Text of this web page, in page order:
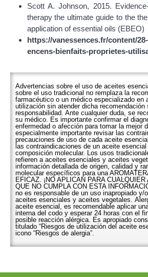
Scott A. Johnson, 2015.
therapy the ultimate guide to the
application of essential oils (EBEO)
https://vanessences.fr/content/
encens-bienfaits-proprietes-
Advertencias sobre el uso de aceites
sobre el uso tradicional no remplaza la
farmacéutico o un médico especializado en
utilización sin atender dicha recomendación
responsabilidad. Ante cualquier duda, se
su médico. Es importante confirmar el
enfermedad o afección para tomar la mejor
especialmente importante revisar las
precauciones de uso de cada aceite
las contraindicaciones de un aceite
composición molecular. Los usos
refieren a aceites esenciales y aceites
información detallada de origen, calidad y
molecular específicos para una
EFICAZ. ¡NO APLICAN PARA
QUE NO CUMPLA CON ESTA
no es responsable de un uso inapropiado y/
aceites esenciales y aceites vegetales.
aceite esencial, es recomendable aplicar
interna del codo y esperar 24 horas con el
posible reacción alérgica. Es apropiado
titulado “Riesgos de utilización del aceite
icono “Riesgos de alergia”.